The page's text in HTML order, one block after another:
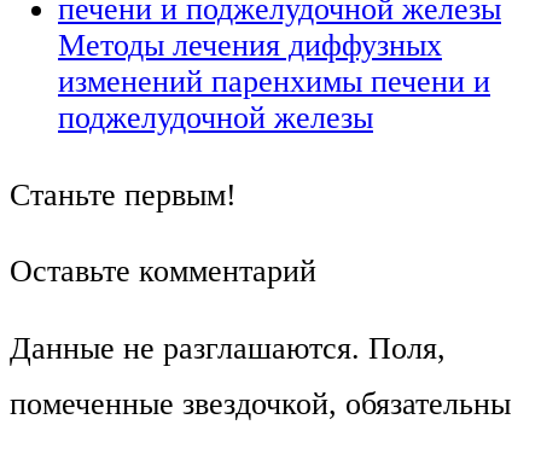
Методы лечения диффузных
изменений паренхимы печени и
поджелудочной железы
Станьте первым!
Оставьте комментарий
Данные не разглашаются. Поля,
помеченные звездочкой, обязательны